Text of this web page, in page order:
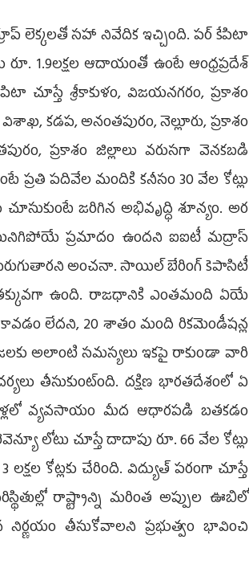
లెక్కలతో సహా నివేదిక ఇచ్చింది. పర్ కేపిటా
రూ. 1.9లక్షల ఆదాయంతో ఉంటే ఆంధ్రప్రదేశ్
చూస్తే శ్రీకాకుళం, విజయనగరం, ప్రకాశం
కడప, అనంతపురం, నెల్లూరు, ప్రకాశం
ప్రకాశం జిల్లాలు వరుసగా వెనకబడి
ప్రతి పదివేల మందికి కనీసం 30 వేల కోట్లు
జరిగిన అభివృద్ధి శూన్యం. అర
ప్రమాదం ఉందని ఐఐటీ మద్రాస్
పెరుగుతారని అంచనా. సాయిల్ బేరింగ్ కెపాసిటీ
ఉంది. రాజధానికి ఎంతమంది ఏయే
కావడం లేదని, 20 శాతం మంది రికమెండీషన్ల
అలాంటి సమస్యలు ఇకపై రాకుండా వారి
తీసుకుంట్ంది. దక్షిణ భారతదేశంలో ఏ
వ్యవసాయం మీద ఆధారపడి బతకడం
లోటు చూస్తే దాదాపు రూ. 66 వేల కోట్లు
కోట్లకు చేరింది. విద్యుత్ పరంగా చూస్తే
రాష్ట్రాన్ని మరింత అప్పుల ఊబిలో
తీసుకోవాలని ప్రభుత్వం భావించి